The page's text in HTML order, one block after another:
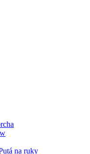
na ruky